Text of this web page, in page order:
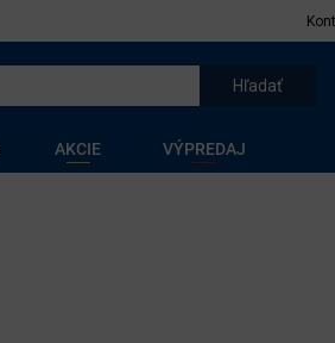
AKCIE VÝPREDAJ